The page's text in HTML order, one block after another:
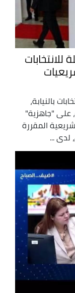
بالنيابة،
على "جاهزية"
المقررة